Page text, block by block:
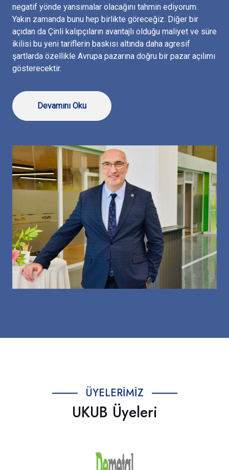
negatif yönde yansımalar olacağını tahmin ediyorum.
Yakın zamanda bunu hep birlikte göreceğiz. Diğer bir
açıdan da Çinli kalıpçıların avantajlı olduğu maliyet ve süre
ikilisi bu yeni tariflerin baskısı altında daha agresif
şartlarda özellikle Avrupa pazarına doğru bir pazar açılımı
gösterecektir.
Devamını Oku
ÜYELERIMIZ
UKUB Üyeleri